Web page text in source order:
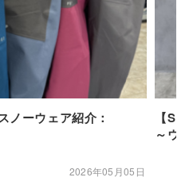
ノーウェア紹介：
2026年05月05日
【
～ウ